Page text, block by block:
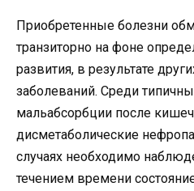
Приобретенные болезни
транзиторно на фоне
развития, в результате
заболеваний. Среди
мальабсорбции после
дисметаболические
случаях необходимо
течением времени